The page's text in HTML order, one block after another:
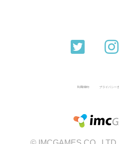
利用規約 プライバシー